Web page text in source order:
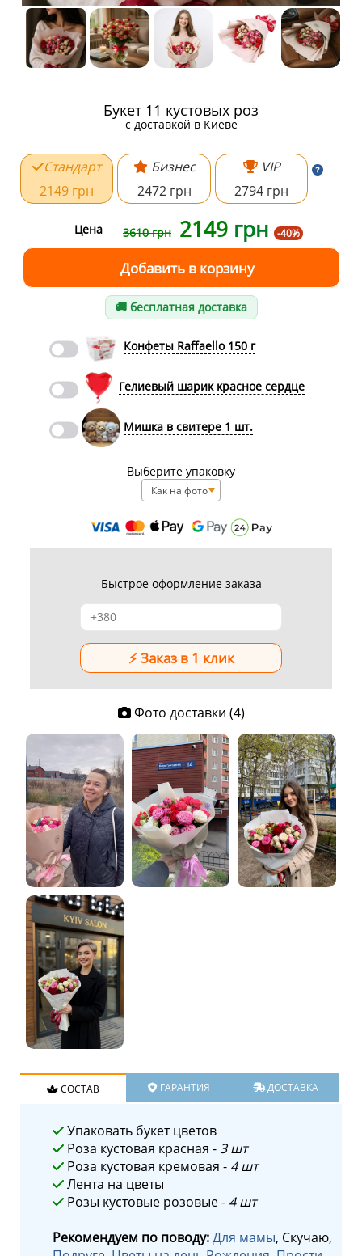
Букет 11 кустовых роз
c доставкой в Киеве
Стандарт
2149 грн
Бизнес
2472 грн
VIP
2794 грн
Цена 3610 грн 2149 грн -40%
🚚 бесплатная доставка
Конфеты Raffaello 150 г
Гелиевый шарик красное сердце
Мишка в свитере 1 шт.
Выберите упаковку
Как на фото
Быстрое оформление заказа
Фото доставки (4)
СОСТАВ ГАРАНТИЯ ДОСТАВКА
Упаковать букет цветов
Роза кустовая красная - 3 шт
Роза кустовая кремовая - 4 шт
Лента на цветы
Розы кустовые розовые - 4 шт
Рекомендуем по поводу:Для мамы, Скучаю,